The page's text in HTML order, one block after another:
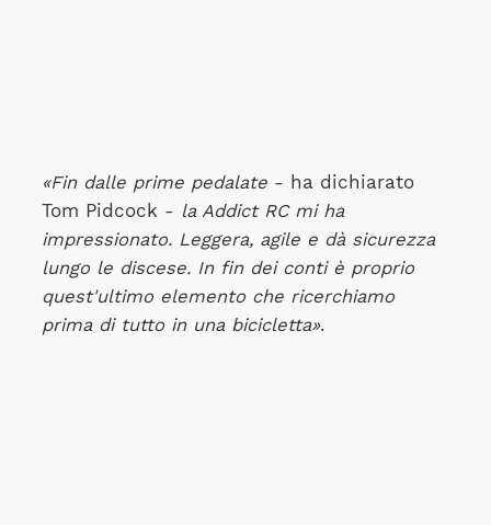
«Fin dalle prime pedalate - ha dichiarato
Tom Pidcock - la Addict RC mi ha
impressionato. Leggera, agile e dà sicurezza
lungo le discese. In fin dei conti è proprio
quest'ultimo elemento che ricerchiamo
prima di tutto in una bicicletta».